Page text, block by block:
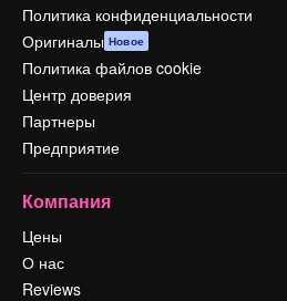
Политика конфиденциальности
Оригиналы Новое
Политика файлов cookie
Центр доверия
Партнеры
Предприятие
Компания
Цены
О нас
Reviews